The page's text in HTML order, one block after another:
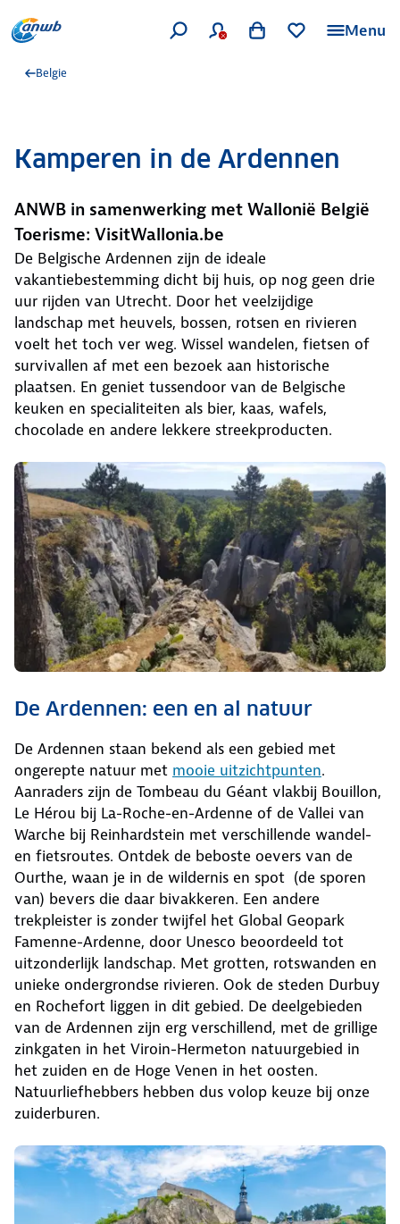
Menu
Belgie
Kamperen in de Ardennen
ANWB in samenwerking met Wallonië België
Toerisme: VisitWallonia.be
De Belgische Ardennen zijn de ideale
vakantiebestemming dicht bij huis, op nog geen drie
uur rijden van Utrecht. Door het veelzijdige
landschap met heuvels, bossen, rotsen en rivieren
voelt het toch ver weg. Wissel wandelen, fietsen of
survivallen af met een bezoek aan historische
plaatsen. En geniet tussendoor van de Belgische
keuken en specialiteiten als bier, kaas, wafels,
chocolade en andere lekkere streekproducten.
De Ardennen: een en al natuur
De Ardennen staan bekend als een gebied met
ongerepte natuur met mooie uitzichtpunten.
Aanraders zijn de Tombeau du Géant vlakbij Bouillon,
Le Hérou bij La-Roche-en-Ardenne of de Vallei van
Warche bij Reinhardstein met verschillende wandel-
en fietsroutes. Ontdek de beboste oevers van de
Ourthe, waan je in de wildernis en spot (de sporen
van) bevers die daar bivakkeren. Een andere
trekpleister is zonder twijfel het Global Geopark
Famenne-Ardenne, door Unesco beoordeeld tot
uitzonderlijk landschap. Met grotten, rotswanden en
unieke ondergrondse rivieren. Ook de steden Durbuy
en Rochefort liggen in dit gebied. De deelgebieden
van de Ardennen zijn erg verschillend, met de grillige
zinkgaten in het Viroin-Hermeton natuurgebied in
het zuiden en de Hoge Venen in het oosten.
Natuurliefhebbers hebben dus volop keuze bij onze
zuiderburen.